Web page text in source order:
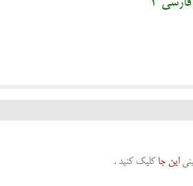
این جاکلیک کنید .